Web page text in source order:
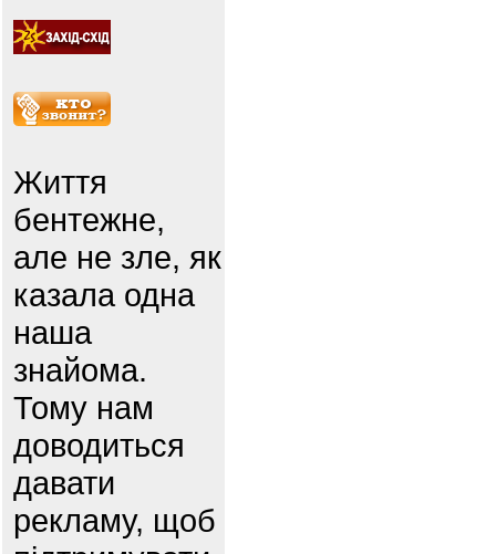
Життя
бентежне,
але не зле, як
казала одна
наша
знайома.
Тому нам
доводиться
давати
рекламу, щоб